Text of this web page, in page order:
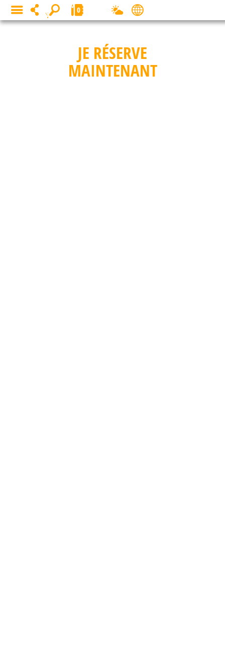
JE RÉSERVE
MAINTENANT
MENU 0
Panneau de gestion des cookies